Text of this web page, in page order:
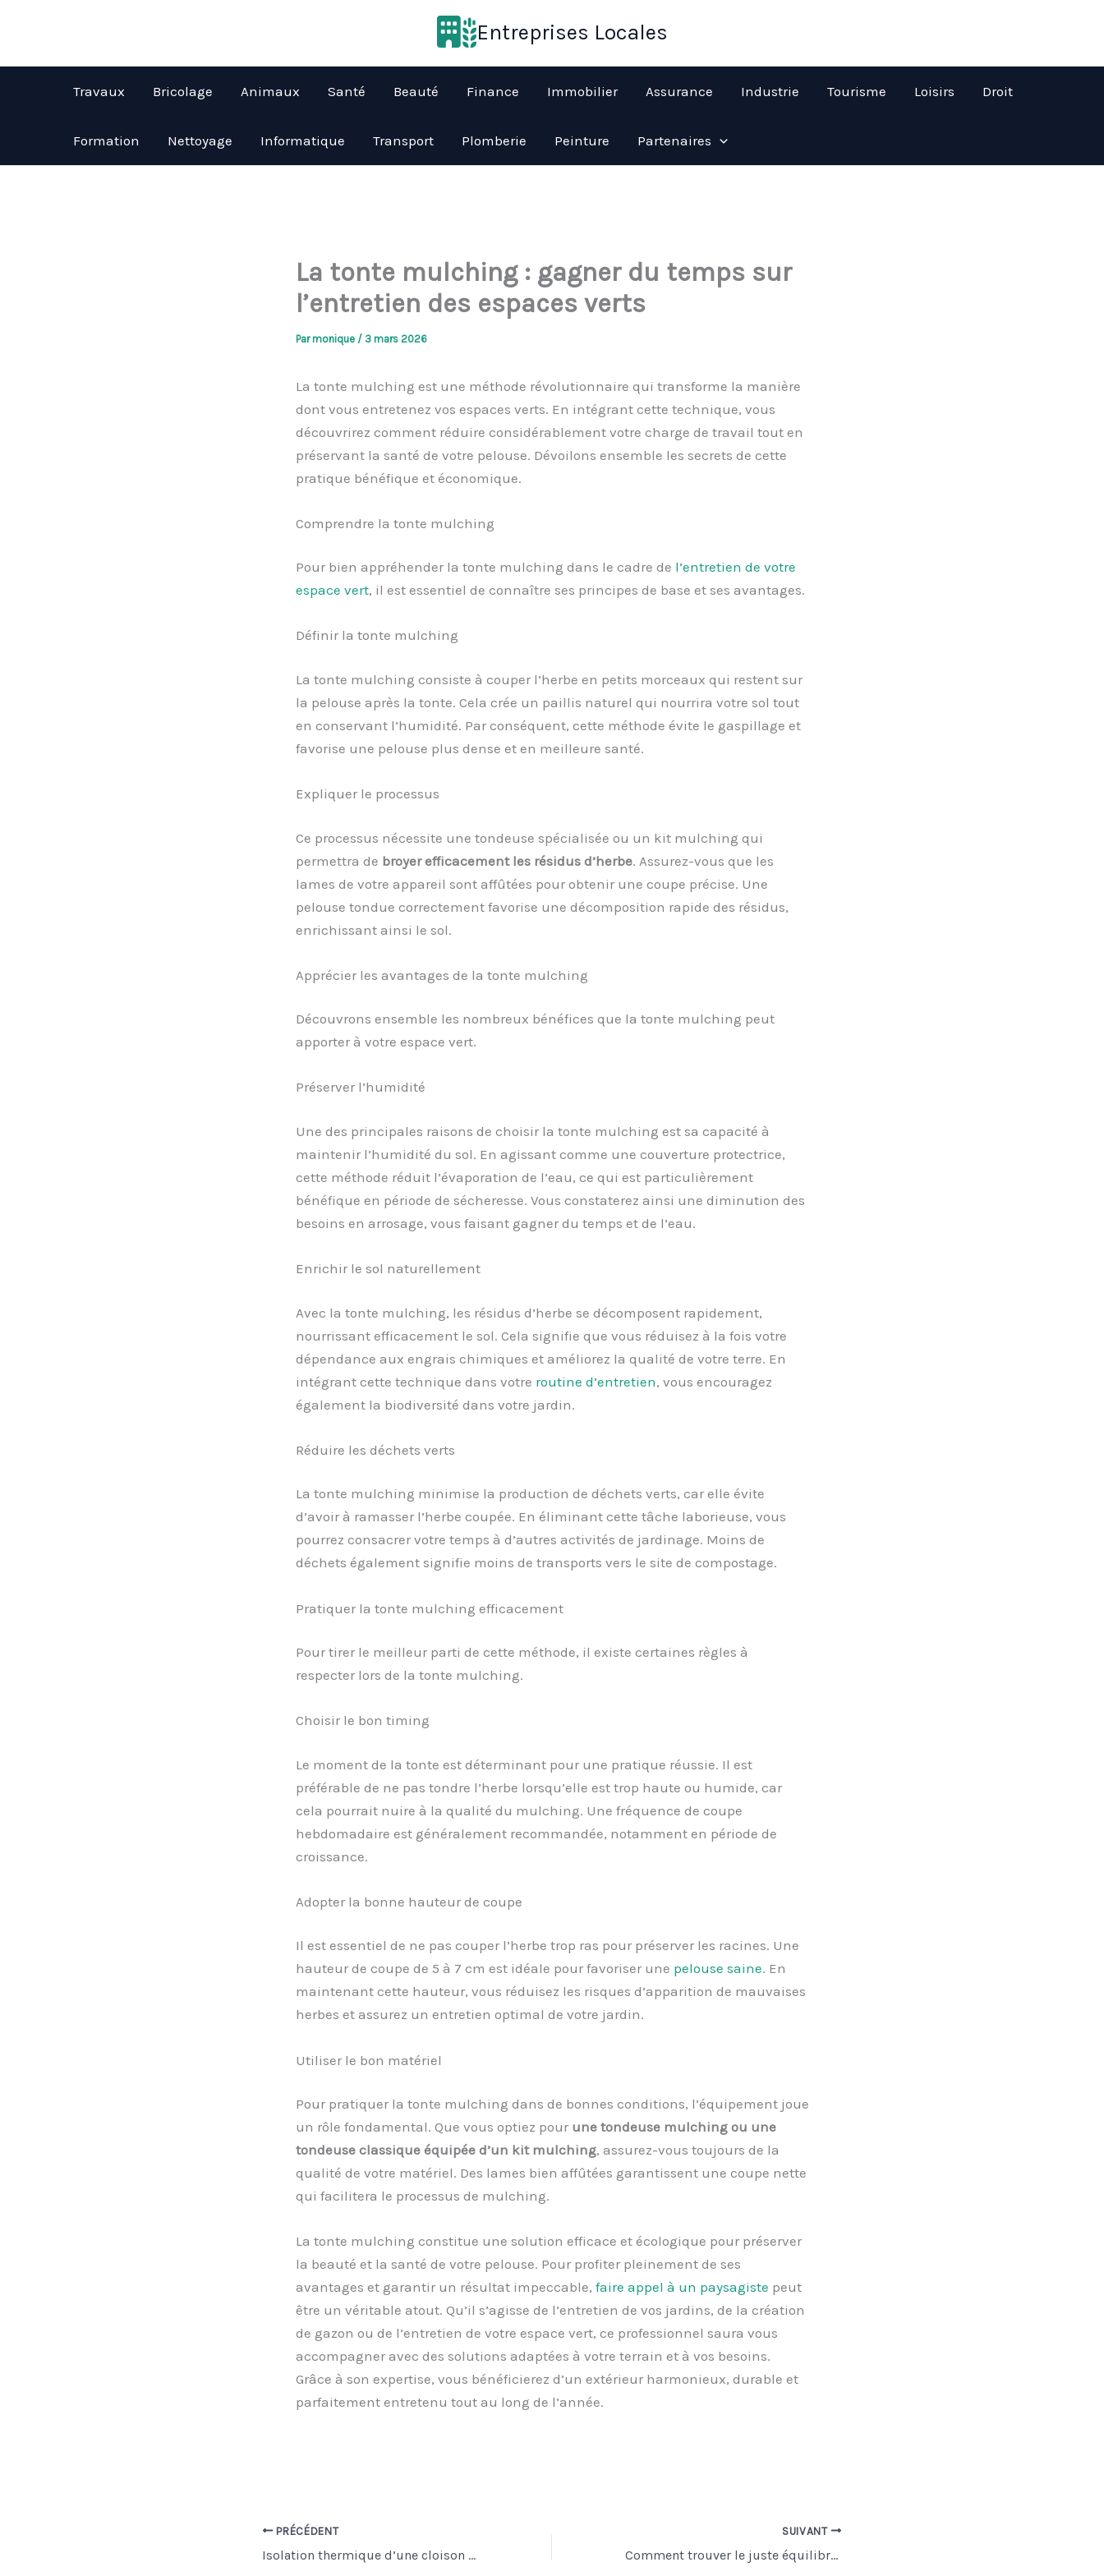
Entreprises Locales
Travaux Bricolage Animaux Santé Beauté Finance Immobilier Assurance Industrie Tourisme Loisirs Droit
Formation Nettoyage Informatique Transport Plomberie Peinture Partenaires
La tonte mulching : gagner du temps sur
l’entretien des espaces verts
Parmonique / 3 mars 2026
La tonte mulching est une méthode révolutionnaire qui transforme la manière
dont vous entretenez vos espaces verts. En intégrant cette technique, vous
découvrirez comment réduire considérablement votre charge de travail tout en
préservant la santé de votre pelouse. Dévoilons ensemble les secrets de cette
pratique bénéfique et économique.
Comprendre la tonte mulching
Pour bien appréhender la tonte mulching dans le cadre de l’entretien de votre
espace vert, il est essentiel de connaître ses principes de base et ses avantages.
Définir la tonte mulching
La tonte mulching consiste à couper l’herbe en petits morceaux qui restent sur
la pelouse après la tonte. Cela crée un paillis naturel qui nourrira votre sol tout
en conservant l’humidité. Par conséquent, cette méthode évite le gaspillage et
favorise une pelouse plus dense et en meilleure santé.
Expliquer le processus
Ce processus nécessite une tondeuse spécialisée ou un kit mulching qui
permettra de broyer efficacement les résidus d’herbe. Assurez-vous que les
lames de votre appareil sont affûtées pour obtenir une coupe précise. Une
pelouse tondue correctement favorise une décomposition rapide des résidus,
enrichissant ainsi le sol.
Apprécier les avantages de la tonte mulching
Découvrons ensemble les nombreux bénéfices que la tonte mulching peut
apporter à votre espace vert.
Préserver l’humidité
Une des principales raisons de choisir la tonte mulching est sa capacité à
maintenir l’humidité du sol. En agissant comme une couverture protectrice,
cette méthode réduit l’évaporation de l’eau, ce qui est particulièrement
bénéfique en période de sécheresse. Vous constaterez ainsi une diminution des
besoins en arrosage, vous faisant gagner du temps et de l’eau.
Enrichir le sol naturellement
Avec la tonte mulching, les résidus d’herbe se décomposent rapidement,
nourrissant efficacement le sol. Cela signifie que vous réduisez à la fois votre
dépendance aux engrais chimiques et améliorez la qualité de votre terre. En
intégrant cette technique dans votre routine d’entretien, vous encouragez
également la biodiversité dans votre jardin.
Réduire les déchets verts
La tonte mulching minimise la production de déchets verts, car elle évite
d’avoir à ramasser l’herbe coupée. En éliminant cette tâche laborieuse, vous
pourrez consacrer votre temps à d’autres activités de jardinage. Moins de
déchets également signifie moins de transports vers le site de compostage.
Pratiquer la tonte mulching efficacement
Pour tirer le meilleur parti de cette méthode, il existe certaines règles à
respecter lors de la tonte mulching.
Choisir le bon timing
Le moment de la tonte est déterminant pour une pratique réussie. Il est
préférable de ne pas tondre l’herbe lorsqu’elle est trop haute ou humide, car
cela pourrait nuire à la qualité du mulching. Une fréquence de coupe
hebdomadaire est généralement recommandée, notamment en période de
croissance.
Adopter la bonne hauteur de coupe
Il est essentiel de ne pas couper l’herbe trop ras pour préserver les racines. Une
hauteur de coupe de 5 à 7 cm est idéale pour favoriser une pelouse saine. En
maintenant cette hauteur, vous réduisez les risques d’apparition de mauvaises
herbes et assurez un entretien optimal de votre jardin.
Utiliser le bon matériel
Pour pratiquer la tonte mulching dans de bonnes conditions, l’équipement joue
un rôle fondamental. Que vous optiez pourune tondeuse mulching ou une
tondeuse classique équipée d’un kit mulching, assurez-vous toujours de la
qualité de votre matériel. Des lames bien affûtées garantissent une coupe nette
qui facilitera le processus de mulching.
La tonte mulching constitue une solution efficace et écologique pour préserver
la beauté et la santé de votre pelouse. Pour profiter pleinement de ses
avantages et garantir un résultat impeccable, faire appel à un paysagiste peut
être un véritable atout. Qu’il s’agisse de l’entretien de vos jardins, de la création
de gazon ou de l’entretien de votre espace vert, ce professionnel saura vous
accompagner avec des solutions adaptées à votre terrain et à vos besoins.
Grâce à son expertise, vous bénéficierez d’un extérieur harmonieux, durable et
parfaitement entretenu tout au long de l’année.
PRÉCÉDENT
Isolation thermique d’une cloison vitrée
SUIVANT
Comment trouver le juste équilibre entre management et leadership au quotidien ?